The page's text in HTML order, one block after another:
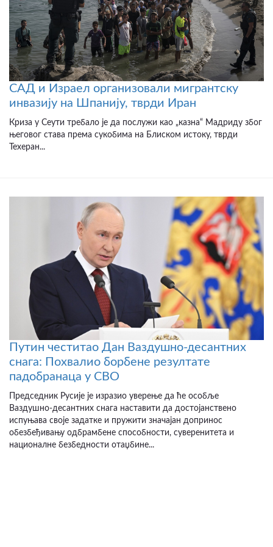
САД и Израел организовали мигрантску
инвазију на Шпанију, тврди Иран
Криза у Сеути требало је да послужи као „казна“ Мадриду због
његовог става према сукобима на Блиском истоку, тврди
Техеран...
Путин честитао Дан Ваздушно-десантних
снага: Похвалио борбене резултате
падобранаца у СВО
Председник Русије је изразио уверење да ће особље
Ваздушно-десантних снага наставити да достојанствено
испуњава своје задатке и пружити значајан допринос
обезбеђивању одбрамбене способности, суверенитета и
националне безбедности отаџбине...